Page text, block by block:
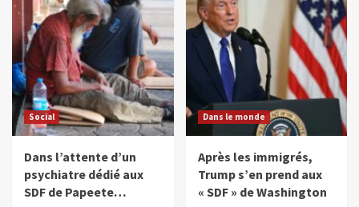
Social
Dans l’attente d’un
psychiatre dédié aux
SDF de Papeete…
Dans le monde
Après les immigrés,
Trump s’en prend aux
« SDF » de Washington